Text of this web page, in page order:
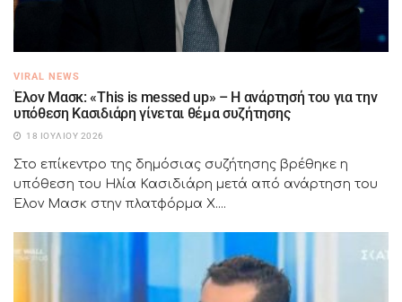
VIRAL NEWS
Έλον Μασκ: «This is messed up» – Η ανάρτησή του για την
υπόθεση Κασιδιάρη γίνεται θέμα συζήτησης
18 ΙΟΥΛΊΟΥ 2026
Στο επίκεντρο της δημόσιας συζήτησης βρέθηκε η
υπόθεση του Ηλία Κασιδιάρη μετά από ανάρτηση του
Έλον Μασκ στην πλατφόρμα X....